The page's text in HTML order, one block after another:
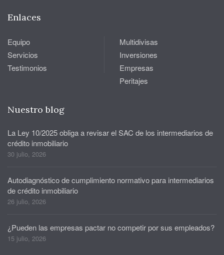
Enlaces
Equipo
Servicios
Testimonios
Multidivisas
Inversiones
Empresas
Peritajes
Nuestro blog
La Ley 10/2025 obliga a revisar el SAC de los intermediarios de
crédito inmobiliario
30 julio, 2026
Autodiagnóstico de cumplimiento normativo para intermediarios
de crédito inmobiliario
26 julio, 2026
¿Pueden las empresas pactar no competir por sus empleados?
15 julio, 2026